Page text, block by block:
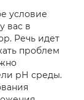
условие
вас в
Речь идет
проблем
рН среды.